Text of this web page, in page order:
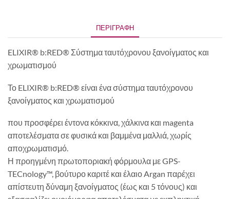
ΠΕΡΙΓΡΑΦΉ
ELIXIR® b:RED® Σύστημα ταυτόχρονου ξανοίγματος και
χρωματισμού
Το ELIXIR® b:RED® είναι ένα σύστημα ταυτόχρονου
ξανοίγματος και χρωματισμού
που προσφέρει έντονα κόκκινα, χάλκινα και magenta
αποτελέσματα σε φυσικά και βαμμένα μαλλιά, χωρίς
αποχρωματισμό.
Η προηγμένη πρωτοποριακή φόρμουλα με GPS-
TECnology™, βούτυρο καριτέ και έλαιο Argan παρέχει
απίστευτη δύναμη ξανοίγματος (έως και 5 τόνους) και